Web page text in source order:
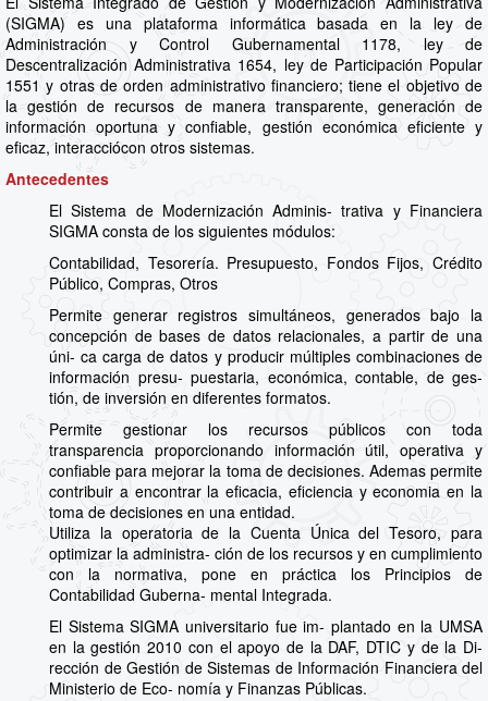
(SIGMA) es una plataforma informática basada en la ley de
Administración y Control Gubernamental 1178, ley de
Descentralización Administrativa 1654, ley de Participación Popular
1551 y otras de orden administrativo financiero; tiene el objetivo de
la gestión de recursos de manera transparente, generación de
información oportuna y confiable, gestión económica eficiente y
eficaz, interacciócon otros sistemas.
Antecedentes
El Sistema de Modernización Adminis- trativa y Financiera
SIGMA consta de los siguientes módulos:
Contabilidad, Tesorería. Presupuesto, Fondos Fijos, Crédito
Público, Compras, Otros
Permite generar registros simultáneos, generados bajo la
concepción de bases de datos relacionales, a partir de una
úni- ca carga de datos y producir múltiples combinaciones de
información presu- puestaria, económica, contable, de ges-
tión, de inversión en diferentes formatos.
Permite gestionar los recursos públicos con toda
transparencia proporcionando información útil, operativa y
confiable para mejorar la toma de decisiones. Ademas permite
contribuir a encontrar la eficacia, eficiencia y economia en la
toma de decisiones en una entidad.
Utiliza la operatoria de la Cuenta Única del Tesoro, para
optimizar la administra- ción de los recursos y en cumplimiento
con la normativa, pone en práctica los Principios de
Contabilidad Guberna- mental Integrada.
El Sistema SIGMA universitario fue im- plantado en la UMSA
en la gestión 2010 con el apoyo de la DAF, DTIC y de la Di-
rección de Gestión de Sistemas de Información Financiera del
Ministerio de Eco- nomía y Finanzas Públicas.